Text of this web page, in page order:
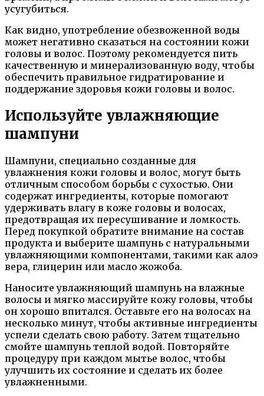
усугубиться.
Как видно, употребление обезвоженной воды
может негативно сказаться на состоянии кожи
головы и волос. Поэтому рекомендуется пить
качественную и минерализованную воду, чтобы
обеспечить правильное гидратирование и
поддержание здоровья кожи головы и волос.
Используйте увлажняющие
шампуни
Шампуни, специально созданные для
увлажнения кожи головы и волос, могут быть
отличным способом борьбы с сухостью. Они
содержат ингредиенты, которые помогают
удерживать влагу в коже головы и волосах,
предотвращая их пересушивание и ломкость.
Перед покупкой обратите внимание на состав
продукта и выберите шампунь с натуральными
увлажняющими компонентами, такими как алоэ
вера, глицерин или масло жожоба.
Наносите увлажняющий шампунь на влажные
волосы и мягко массируйте кожу головы, чтобы
он хорошо впитался. Оставьте его на волосах на
несколько минут, чтобы активные ингредиенты
успели сделать свою работу. Затем тщательно
смойте шампунь теплой водой. Повторяйте
процедуру при каждом мытье волос, чтобы
улучшить их состояние и сделать их более
увлажненными.